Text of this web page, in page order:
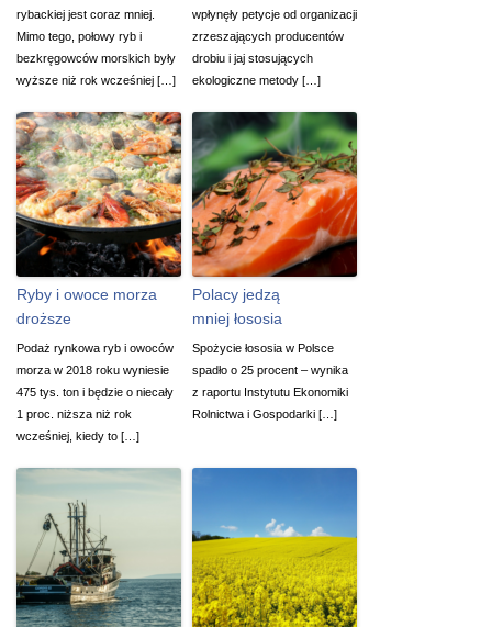
rybackiej jest coraz mniej.
Mimo tego, połowy ryb i
bezkręgowców morskich były
wyższe niż rok wcześniej […]
wpłynęły petycje od organizacji
zrzeszających producentów
drobiu i jaj stosujących
ekologiczne metody […]
Ryby i owoce morza
droższe
Podaż rynkowa ryb i owoców
morza w 2018 roku wyniesie
475 tys. ton i będzie o niecały
1 proc. niższa niż rok
wcześniej, kiedy to […]
Polacy jedzą
mniej łososia
Spożycie łososia w Polsce
spadło o 25 procent – wynika
z raportu Instytutu Ekonomiki
Rolnictwa i Gospodarki […]